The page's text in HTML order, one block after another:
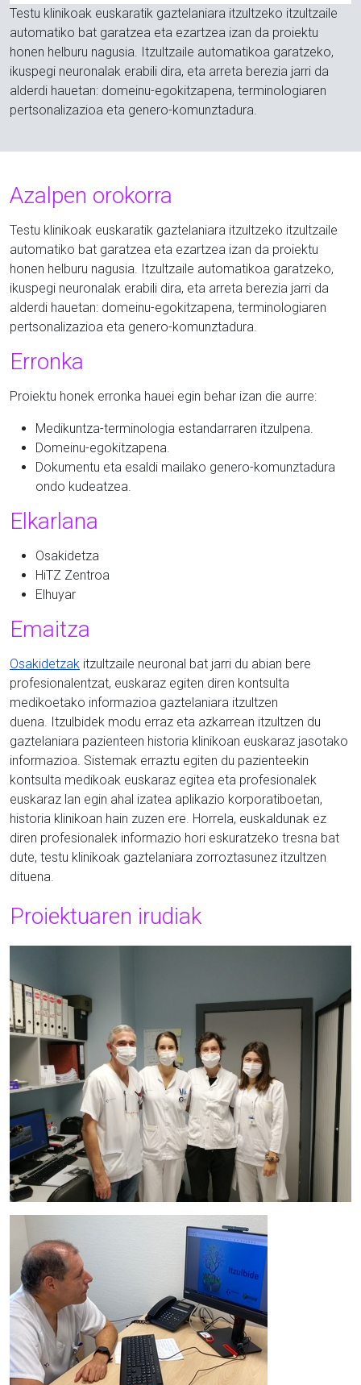
Testu klinikoak euskaratik gaztelaniara itzultzeko itzultzaile
automatiko bat garatzea eta ezartzea izan da proiektu
honen helburu nagusia. Itzultzaile automatikoa garatzeko,
ikuspegi neuronalak erabili dira, eta arreta berezia jarri da
alderdi hauetan: domeinu-egokitzapena, terminologiaren
pertsonalizazioa eta genero-komunztadura.
Azalpen orokorra
Testu klinikoak euskaratik gaztelaniara itzultzeko itzultzaile
automatiko bat garatzea eta ezartzea izan da proiektu
honen helburu nagusia. Itzultzaile automatikoa garatzeko,
ikuspegi neuronalak erabili dira, eta arreta berezia jarri da
alderdi hauetan: domeinu-egokitzapena, terminologiaren
pertsonalizazioa eta genero-komunztadura.
Erronka
Proiektu honek erronka hauei egin behar izan die aurre:
Medikuntza-terminologia estandarraren itzulpena.
Domeinu-egokitzapena.
Dokumentu eta esaldi mailako genero-komunztadura
ondo kudeatzea.
Elkarlana
Osakidetza
HiTZ Zentroa
Elhuyar
Emaitza
Osakidetzak itzultzaile neuronal bat jarri du abian bere
profesionalentzat, euskaraz egiten diren kontsulta
medikoetako informazioa gaztelaniara itzultzen
duena. Itzulbidek modu erraz eta azkarrean itzultzen du
gaztelaniara pazienteen historia klinikoan euskaraz jasotako
informazioa. Sistemak erraztu egiten du pazienteekin
kontsulta medikoak euskaraz egitea eta profesionalek
euskaraz lan egin ahal izatea aplikazio korporatiboetan,
historia klinikoan hain zuzen ere. Horrela, euskaldunak ez
diren profesionalek informazio hori eskuratzeko tresna bat
dute, testu klinikoak gaztelaniara zorroztasunez itzultzen
dituena.
Proiektuaren irudiak